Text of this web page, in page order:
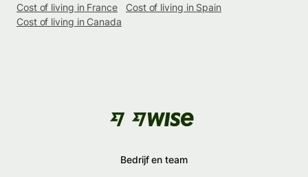
Cost of living in France
Cost of living in Spain
Cost of living in Canada
Bedrijf en team